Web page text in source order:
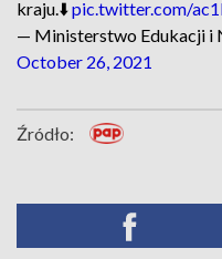
kraju.⬇️pic.twitter.com/
— Ministerstwo Edukacji i
October 26, 2021
Źródło: